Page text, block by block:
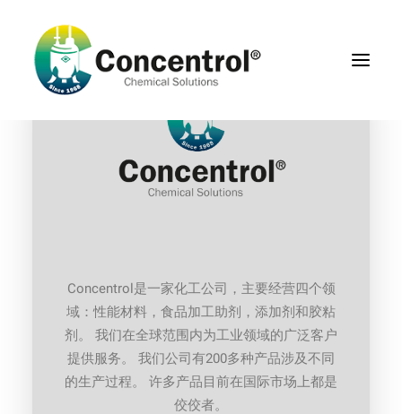
联系我们
Search
Concentrol是一家化工公司，主要经营四个领
域：性能材料，食品加工助剂，添加剂和胶粘
剂。 我们在全球范围内为工业领域的广泛客户
提供服务。 我们公司有200多种产品涉及不同
的生产过程。 许多产品目前在国际市场上都是
佼佼者。